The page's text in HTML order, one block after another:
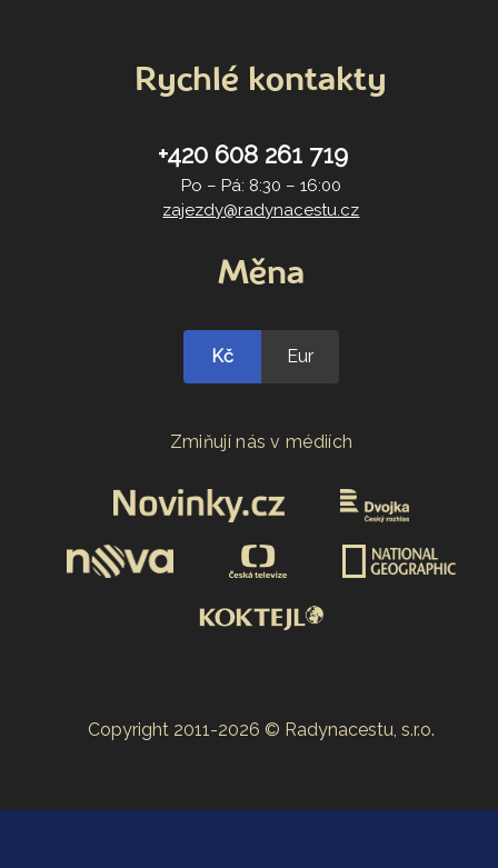
Rychlé kontakty
+420 608 261 719
Po – Pá: 8:30 – 16:00
zajezdy@radynacestu.cz
Měna
Kč Eur
Zmiňují nás v médiích
Copyright 2011-2026 © Radynacestu, s.r.o.